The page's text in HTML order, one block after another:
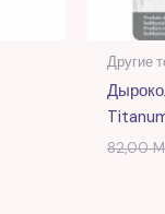
Другие
82,00